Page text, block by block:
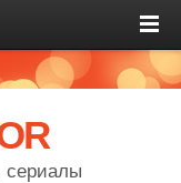
сериалы